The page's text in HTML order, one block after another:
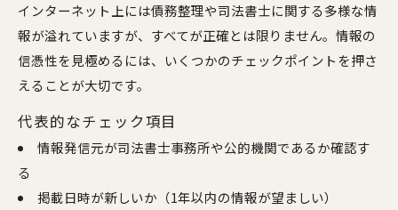
インターネット上には債務整理や司法書士に関する多様な情
報が溢れていますが、すべてが正確とは限りません。情報の
信憑性を見極めるには、いくつかのチェックポイントを押さ
えることが大切です。
代表的なチェック項目
情報発信元が司法書士事務所や公的機関であるか確認す
る
掲載日時が新しいか（1年以内の情報が望ましい）